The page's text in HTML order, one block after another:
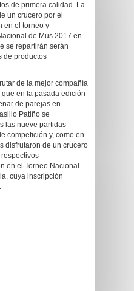
de primera calidad. La
un crucero por el
en el torneo y
de Mus 2017 en
se repartirán serán
de productos
de la mejor compañía
en la pasada edición
de parejas en
Patiño se
las nueve partidas
competición y, como en
disfrutaron de un crucero
en el Torneo Nacional
cuya inscripción